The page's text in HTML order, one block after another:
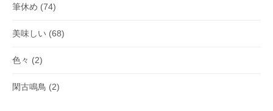
筆休め (74)
美味しい (68)
色々 (2)
閑古鳴鳥 (2)